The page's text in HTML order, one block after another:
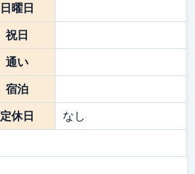
日曜日
祝日
通い
宿泊
定休日
なし